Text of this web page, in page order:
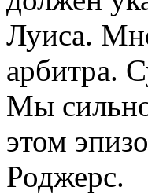
Луиса.
арбитра.
Мы сильно
этом
Роджерс.